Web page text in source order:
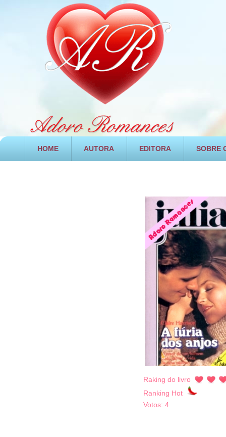
HOME AUTORA EDITORA SOBRE
Raking do livro
Ranking Hot
Votos: 4